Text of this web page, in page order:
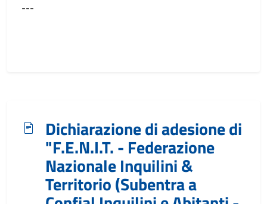
---
Dichiarazione di adesione di
"F.E.N.I.T. - Federazione
Nazionale Inquilini &
Territorio (Subentra a